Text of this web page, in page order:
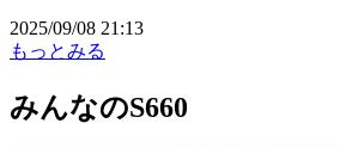
2025/09/08 21:13
もっとみる
みんなのS660